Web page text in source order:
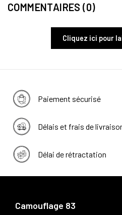
COMMENTAIRES (0)
Cliquez ici pour
Paiement sécurisé
Délais et frais de
Délai de rétractation
Camouflage 83